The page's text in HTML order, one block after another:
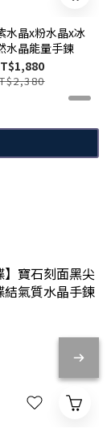
水晶x粉水晶x冰
水晶能量手鍊